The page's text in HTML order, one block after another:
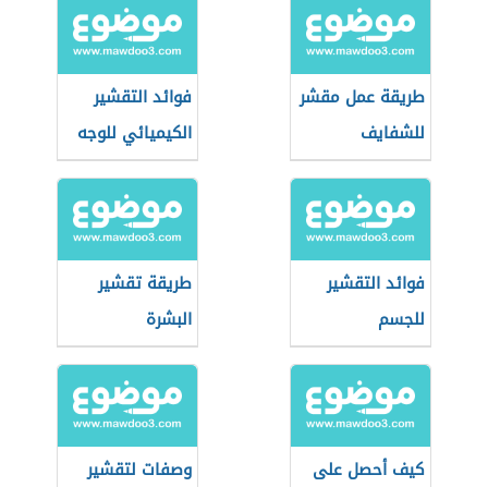
طريقة عمل مقشر
للشفايف
فوائد التقشير
الكيميائي للوجه
فوائد التقشير
للجسم
طريقة تقشير
البشرة
كيف أحصل على
وصفات لتقشير